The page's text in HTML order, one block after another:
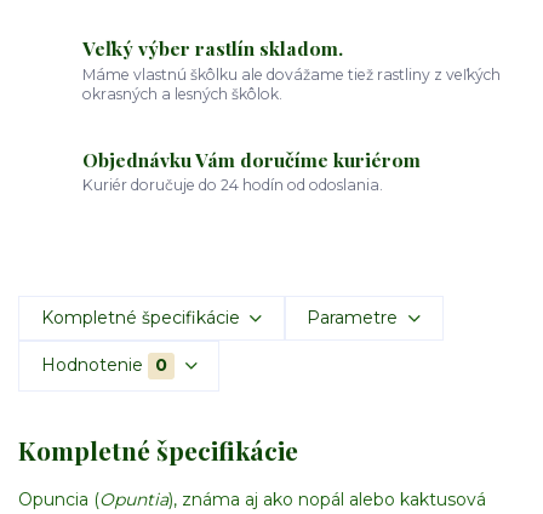
Veľký výber rastlín skladom.
Máme vlastnú škôlku ale dovážame tiež rastliny z veľkých
okrasných a lesných škôlok.
Objednávku Vám doručíme kuriérom
Kuriér doručuje do 24 hodín od odoslania.
Kompletné špecifikácie Parametre
Hodnotenie 0
Kompletné špecifikácie
Opuncia (Opuntia), známa aj ako nopál alebo kaktusová